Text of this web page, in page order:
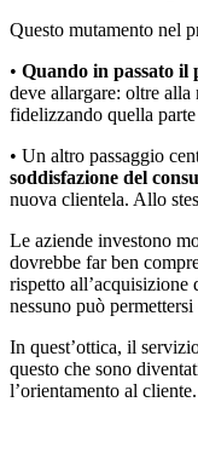
Questo mutamento nel
• Quando in passato il
deve allargare: oltre
fidelizzando quella
• Un altro passaggio
soddisfazione del
nuova clientela. Allo
Le aziende investono
dovrebbe far ben
rispetto
nessuno può
In quest’ottica, il
questo che sono
l’orientamento al cliente.